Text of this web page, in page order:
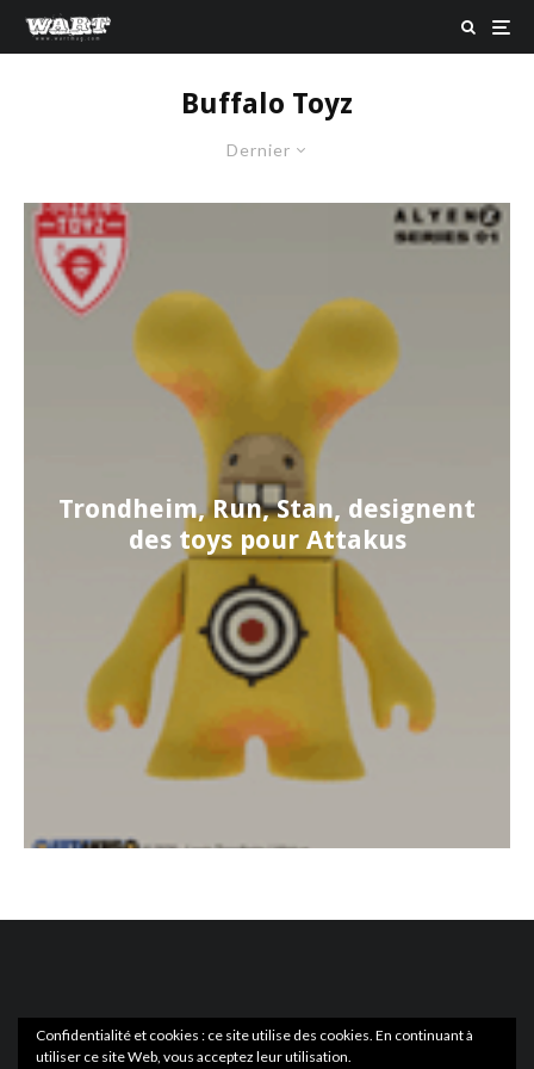
Buffalo Toyz
Dernier
Trondheim, Run, Stan, designent
des toys pour Attakus
Confidentialité et cookies : ce site utilise des cookies. En continuant à
utiliser ce site Web, vous acceptez leur utilisation.